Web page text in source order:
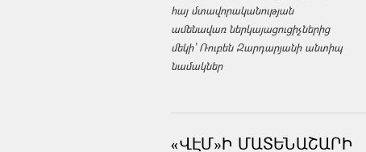
հայ մտավորականության
ամենավառ ներկայացուցիչներից
մեկի՝ Ռուբեն Զարդարյանի անտիպ
նամակներ
«ՎԷՄ»Ի ՄԱՏԵՆԱՇԱՐԻ